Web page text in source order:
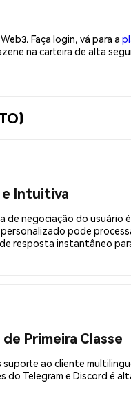
Faça login, vá para a
na carteira de alta
Intuitiva
de negociação do usuário
pode
resposta instantâneo
Primeira Classe
ao cliente
do Telegram e Discord é